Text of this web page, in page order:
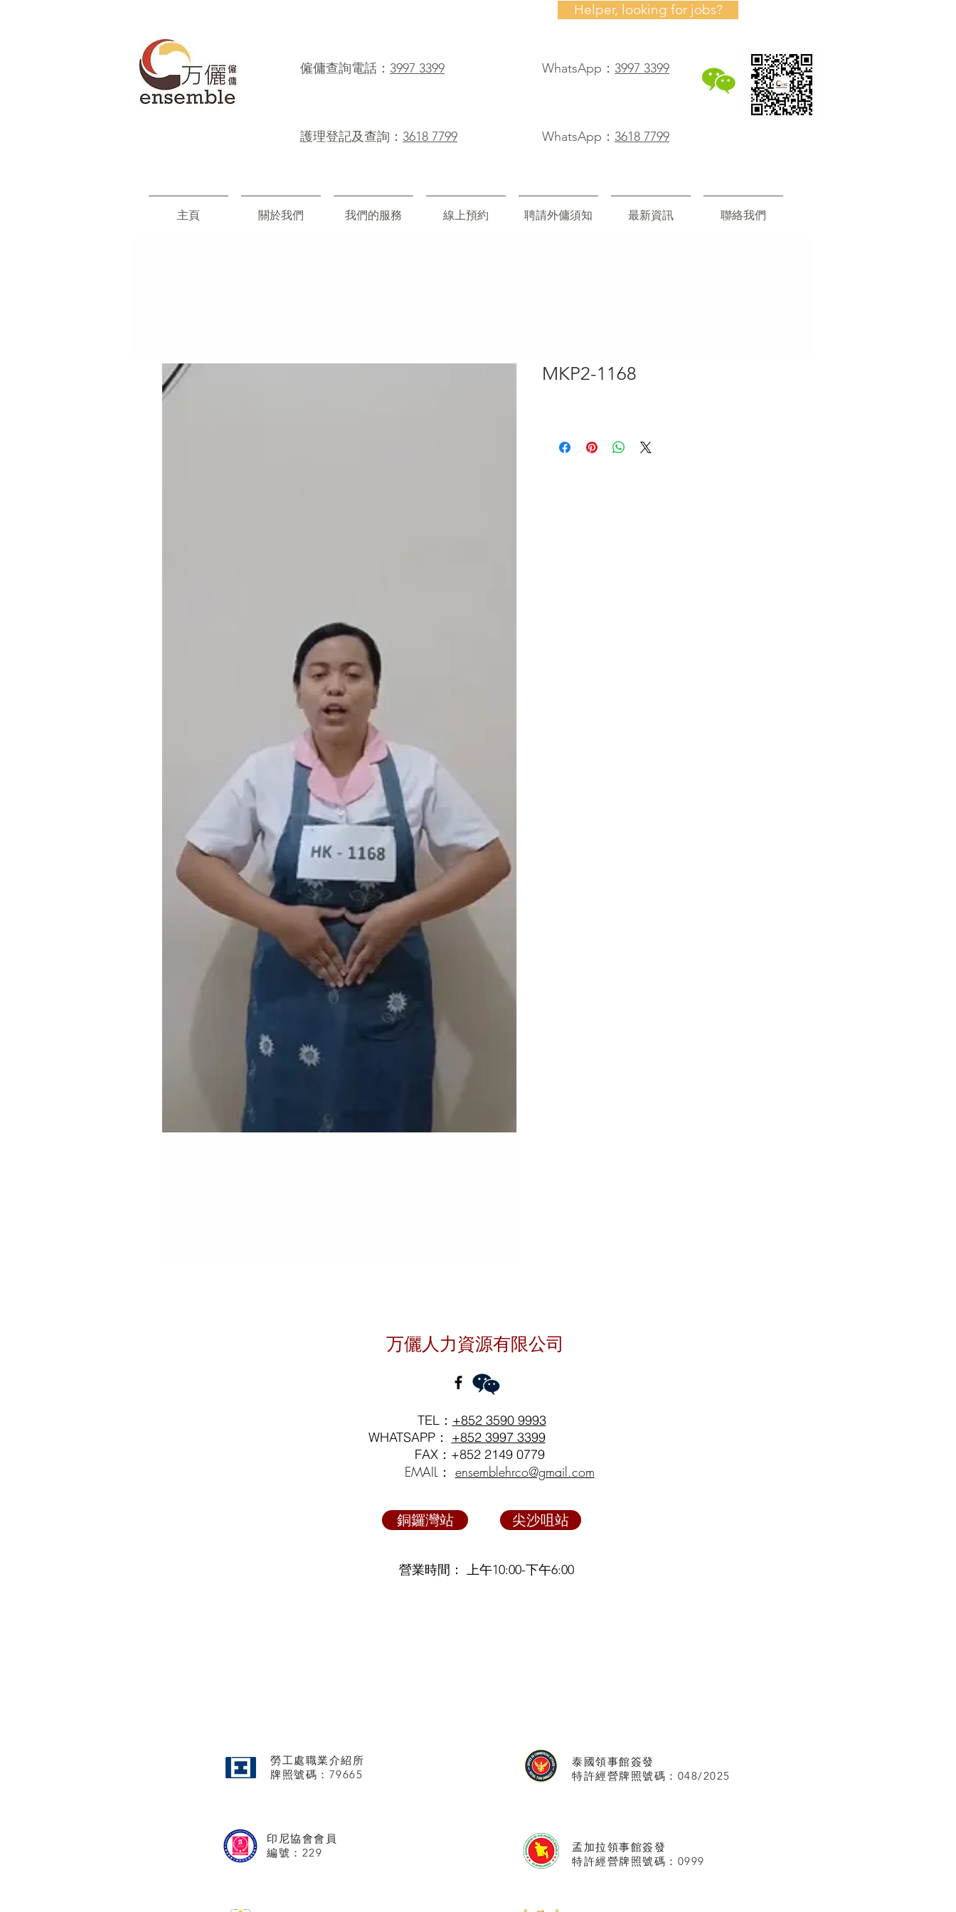
​僱傭查詢電話： 3997 3399
Helper, looking for jobs?
WhatsApp： 3997 3399
護理登記及查詢： 3618 7799 WhatsApp： 3618 7799
主頁 關於我們 我們的服務 線上預約 聘請外傭須知 最新資訊 聯絡我們
MKP2-1168
万儷人力資源有限公司
TEL： +852 3590 9993
WHATSAPP： +852 3997 3399
FAX：+852 2149 0779
EMAIL： ensemblehrco@gmail.com
銅鑼灣站 尖沙咀站
營業時間： 上午10:00-下午6:00
勞工處職業介紹所
牌照號碼：79665
印尼協會會員
​編號：229
孟加拉領事館簽發
特許經營牌照號碼：0999
泰國領事館簽發
特許經營牌照號碼：048/2025